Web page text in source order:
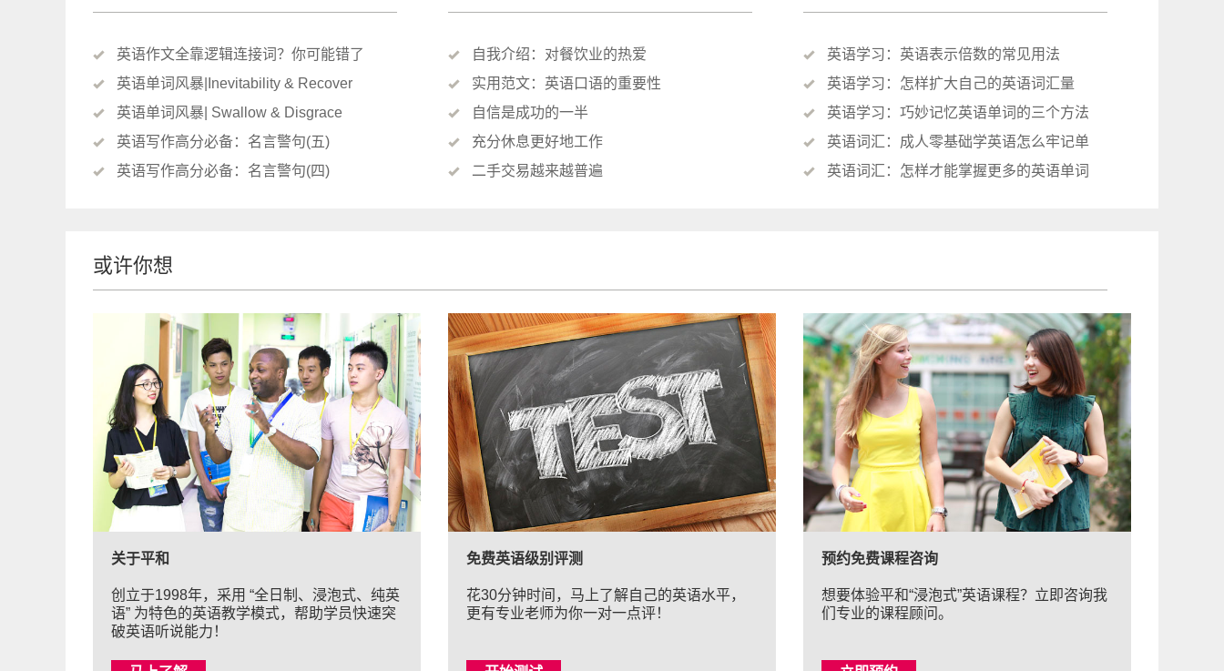
英语作文全靠逻辑连接词？你可能错了
英语单词风暴|Inevitability & Recover
英语单词风暴| Swallow & Disgrace
英语写作高分必备：名言警句(五)
英语写作高分必备：名言警句(四)
自我介绍：对餐饮业的热爱
实用范文：英语口语的重要性
自信是成功的一半
充分休息更好地工作
二手交易越来越普遍
英语学习：英语表示倍数的常见用法
英语学习：怎样扩大自己的英语词汇量
英语学习：巧妙记忆英语单词的三个方法
英语词汇：成人零基础学英语怎么牢记单
英语词汇：怎样才能掌握更多的英语单词
或许你想
关于平和
创立于1998年，采用 “全日制、浸泡式、纯英
语” 为特色的英语教学模式，帮助学员快速突
破英语听说能力！
免费英语级别评测
花30分钟时间，马上了解自己的英语水平，
更有专业老师为你一对一点评！
预约免费课程咨询
想要体验平和“浸泡式”英语课程？立即咨询我
们专业的课程顾问。